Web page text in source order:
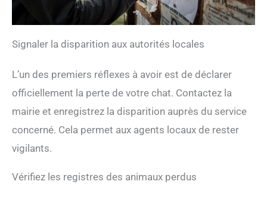
Signaler la disparition aux autorités locales
L’un des premiers réflexes à avoir est de déclarer
officiellement la perte de votre chat. Contactez la
mairie et enregistrez la disparition auprès du service
concerné. Cela permet aux agents locaux de rester
vigilants.
Vérifiez les registres des animaux perdus